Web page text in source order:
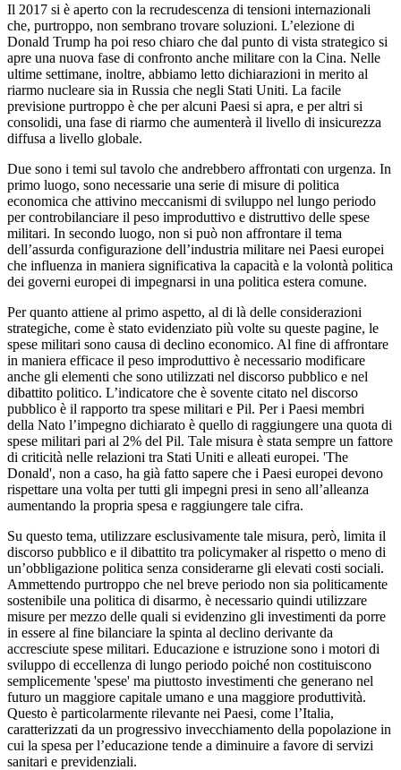
Il 2017 si è aperto con la recrudescenza di tensioni internazionali
che, purtroppo, non sembrano trovare soluzioni. L’elezione di
Donald Trump ha poi reso chiaro che dal punto di vista strategico si
apre una nuova fase di confronto anche militare con la Cina. Nelle
ultime settimane, inoltre, abbiamo letto dichiarazioni in merito al
riarmo nucleare sia in Russia che negli Stati Uniti. La facile
previsione purtroppo è che per alcuni Paesi si apra, e per altri si
consolidi, una fase di riarmo che aumenterà il livello di insicurezza
diffusa a livello globale.
Due sono i temi sul tavolo che andrebbero affrontati con urgenza. In
primo luogo, sono necessarie una serie di misure di politica
economica che attivino meccanismi di sviluppo nel lungo periodo
per controbilanciare il peso improduttivo e distruttivo delle spese
militari. In secondo luogo, non si può non affrontare il tema
dell’assurda configurazione dell’industria militare nei Paesi europei
che influenza in maniera significativa la capacità e la volontà politica
dei governi europei di impegnarsi in una politica estera comune.
Per quanto attiene al primo aspetto, al di là delle considerazioni
strategiche, come è stato evidenziato più volte su queste pagine, le
spese militari sono causa di declino economico. Al fine di affrontare
in maniera efficace il peso improduttivo è necessario modificare
anche gli elementi che sono utilizzati nel discorso pubblico e nel
dibattito politico. L’indicatore che è sovente citato nel discorso
pubblico è il rapporto tra spese militari e Pil. Per i Paesi membri
della Nato l’impegno dichiarato è quello di raggiungere una quota di
spese militari pari al 2% del Pil. Tale misura è stata sempre un fattore
di criticità nelle relazioni tra Stati Uniti e alleati europei. 'The
Donald', non a caso, ha già fatto sapere che i Paesi europei devono
rispettare una volta per tutti gli impegni presi in seno all’alleanza
aumentando la propria spesa e raggiungere tale cifra.
Su questo tema, utilizzare esclusivamente tale misura, però, limita il
discorso pubblico e il dibattito tra policymaker al rispetto o meno di
un’obbligazione politica senza considerarne gli elevati costi sociali.
Ammettendo purtroppo che nel breve periodo non sia politicamente
sostenibile una politica di disarmo, è necessario quindi utilizzare
misure per mezzo delle quali si evidenzino gli investimenti da porre
in essere al fine bilanciare la spinta al declino derivante da
accresciute spese militari. Educazione e istruzione sono i motori di
sviluppo di eccellenza di lungo periodo poiché non costituiscono
semplicemente 'spese' ma piuttosto investimenti che generano nel
futuro un maggiore capitale umano e una maggiore produttività.
Questo è particolarmente rilevante nei Paesi, come l’Italia,
caratterizzati da un progressivo invecchiamento della popolazione in
cui la spesa per l’educazione tende a diminuire a favore di servizi
sanitari e previdenziali.